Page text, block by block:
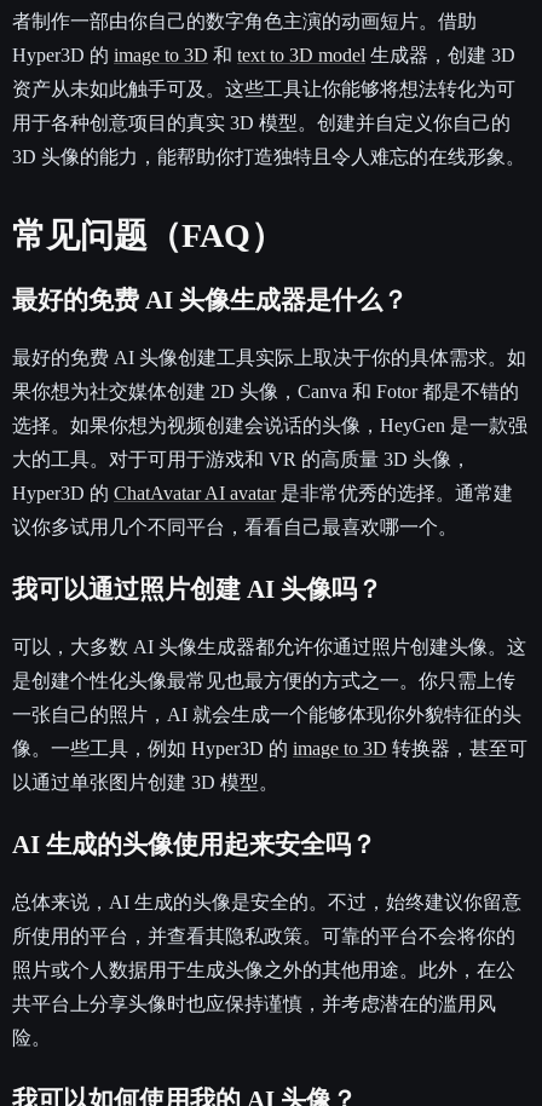
者制作一部由你自己的数字角色主演的动画短片。借助
Hyper3D 的 image to 3D 和 text to 3D model 生成器，创建 3D
资产从未如此触手可及。这些工具让你能够将想法转化为可
用于各种创意项目的真实 3D 模型。创建并自定义你自己的
3D 头像的能力，能帮助你打造独特且令人难忘的在线形象。
常见问题（FAQ）
最好的免费 AI 头像生成器是什么？
最好的免费 AI 头像创建工具实际上取决于你的具体需求。如
果你想为社交媒体创建 2D 头像，Canva 和 Fotor 都是不错的
选择。如果你想为视频创建会说话的头像，HeyGen 是一款强
大的工具。对于可用于游戏和 VR 的高质量 3D 头像，
Hyper3D 的 ChatAvatar AI avatar是非常优秀的选择。通常建
议你多试用几个不同平台，看看自己最喜欢哪一个。
我可以通过照片创建 AI 头像吗？
可以，大多数 AI 头像生成器都允许你通过照片创建头像。这
是创建个性化头像最常见也最方便的方式之一。你只需上传
一张自己的照片，AI 就会生成一个能够体现你外貌特征的头
像。一些工具，例如 Hyper3D 的 image to 3D 转换器，甚至可
以通过单张图片创建 3D 模型。
AI 生成的头像使用起来安全吗？
总体来说，AI 生成的头像是安全的。不过，始终建议你留意
所使用的平台，并查看其隐私政策。可靠的平台不会将你的
照片或个人数据用于生成头像之外的其他用途。此外，在公
共平台上分享头像时也应保持谨慎，并考虑潜在的滥用风
险。
我可以如何使用我的 AI 头像？